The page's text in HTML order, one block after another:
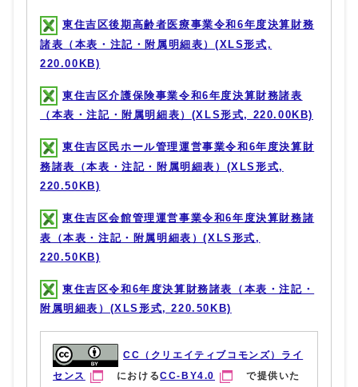
東住吉区後期高齢者医療事業令和6年度決算財務
諸表（本表・注記・附属明細表）(XLS形式,
220.00KB)
東住吉区介護保険事業令和6年度決算財務諸表
（本表・注記・附属明細表）(XLS形式, 220.00KB)
東住吉区民ホール管理運営事業令和6年度決算財
務諸表（本表・注記・附属明細表）(XLS形式,
220.50KB)
東住吉区会館管理運営事業令和6年度決算財務諸
表（本表・注記・附属明細表）(XLS形式,
220.50KB)
東住吉区令和6年度決算財務諸表（本表・注記・
附属明細表）(XLS形式, 220.50KB)
CC（クリエイティブコモンズ）ライ
センス
におけるCC-BY4.0
で提供いた